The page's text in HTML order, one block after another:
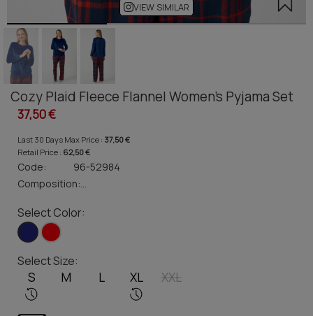
VIEW SIMILAR
Cozy Plaid Fleece Flannel Women's Pyjama Set
37,50 €
Last 30 Days Max Price : 37,50 €
Retail Price : 62,50 €
Code:
96-52984
Composition:...
Select Color:
Select Size:
S M L XL XXL